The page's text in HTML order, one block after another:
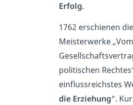
Erfolg.
1762 erschienen
Meisterwerke „Vom
politischen
einflussreichstes
die Erziehung“.